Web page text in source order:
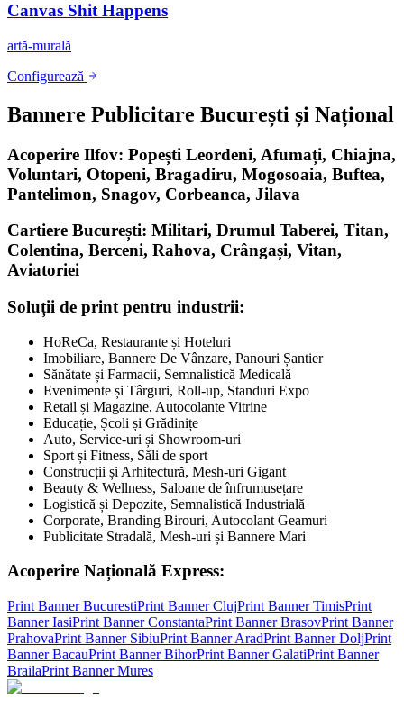
Canvas Shit Happens
artă-murală
Configurează
Bannere Publicitare București și Național
Acoperire Ilfov: Popești Leordeni, Afumați, Chiajna,
Voluntari, Otopeni, Bragadiru, Mogosoaia, Buftea,
Pantelimon, Snagov, Corbeanca, Jilava
Cartiere București: Militari, Drumul Taberei, Titan,
Colentina, Berceni, Rahova, Crângași, Vitan,
Aviatoriei
Soluții de print pentru industrii:
HoReCa, Restaurante și Hoteluri
Imobiliare, Bannere De Vânzare, Panouri Șantier
Sănătate și Farmacii, Semnalistică Medicală
Evenimente și Târguri, Roll-up, Standuri Expo
Retail și Magazine, Autocolante Vitrine
Educație, Școli și Grădinițe
Auto, Service-uri și Showroom-uri
Sport și Fitness, Săli de sport
Construcții și Arhitectură, Mesh-uri Gigant
Beauty & Wellness, Saloane de înfrumusețare
Logistică și Depozite, Semnalistică Industrială
Corporate, Branding Birouri, Autocolant Geamuri
Publicitate Stradală, Mesh-uri și Bannere Mari
Acoperire Națională Express:
Print BannerBucurestiPrint BannerClujPrint BannerTimisPrint
BannerIasiPrint BannerConstantaPrint BannerBrasovPrint Banner
PrahovaPrint Banner SibiuPrint BannerAradPrint BannerDoljPrint
BannerBacauPrint BannerBihorPrint BannerGalatiPrint Banner
BrailaPrint BannerMures